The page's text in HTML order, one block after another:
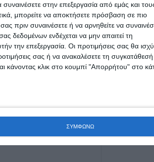
στην επεξεργασία από εμάς και
μπορείτε να αποκτήσετε πρόσβαση σε πιο
πριν συναινέσετε ή να αρνηθείτε να
δεδομένων ενδέχεται να μην απαιτεί τη
την επεξεργασία. Οι προτιμήσεις σας θα
σας ή να ανακαλέσετε τη
κάνοντας κλικ στο κουμπί "Απορρήτου" στο
ΣΥΜΦΩΝΩ
όρους ο
για
σε νυχτερινό
ΖΆΚΥΝΘΟΣ
Μια νέα
τίτλο
10 έως τις
6